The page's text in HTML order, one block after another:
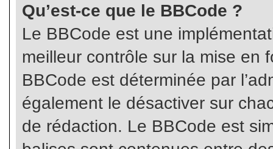
Qu’est-ce que le BBCode ?
Le BBCode est une
meilleur contrôle sur la mise en
BBCode est déterminée par
également le désactiver sur
de rédaction. Le BBCode est